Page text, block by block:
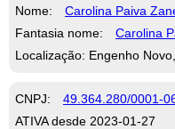
Nome:
Carolina Paiva
Fantasia nome:
Carolina
Localização: Engenho
CNPJ: 49.364.280/0001-
ATIVA desde 2023-01-27